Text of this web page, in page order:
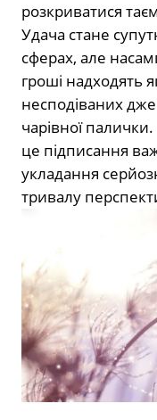
розкриватися
Удача стане
сферах, але
гроші надходять
несподіваних
чарівної
це підписання
укладання
тривалу